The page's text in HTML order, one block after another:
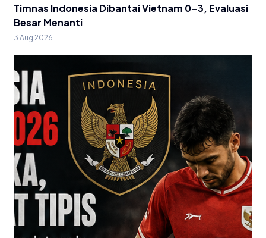
Timnas Indonesia Dibantai Vietnam 0-3, Evaluasi
Besar Menanti
3 Aug 2026